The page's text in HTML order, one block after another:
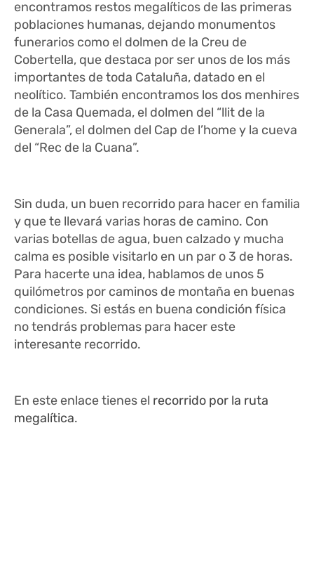
encontramos restos megalíticos de las primeras
poblaciones humanas, dejando monumentos
funerarios como el dolmen de la Creu de
Cobertella, que destaca por ser unos de los más
importantes de toda Cataluña, datado en el
neolítico. También encontramos los dos menhires
de la Casa Quemada, el dolmen del “llit de la
Generala”, el dolmen del Cap de l’home y la cueva
del “Rec de la Cuana”.
Sin duda, un buen recorrido para hacer en familia
y que te llevará varias horas de camino. Con
varias botellas de agua, buen calzado y mucha
calma es posible visitarlo en un par o 3 de horas.
Para hacerte una idea, hablamos de unos 5
quilómetros por caminos de montaña en buenas
condiciones. Si estás en buena condición física
no tendrás problemas para hacer este
interesante recorrido.
En este enlace tienes el recorrido por la ruta
megalítica.